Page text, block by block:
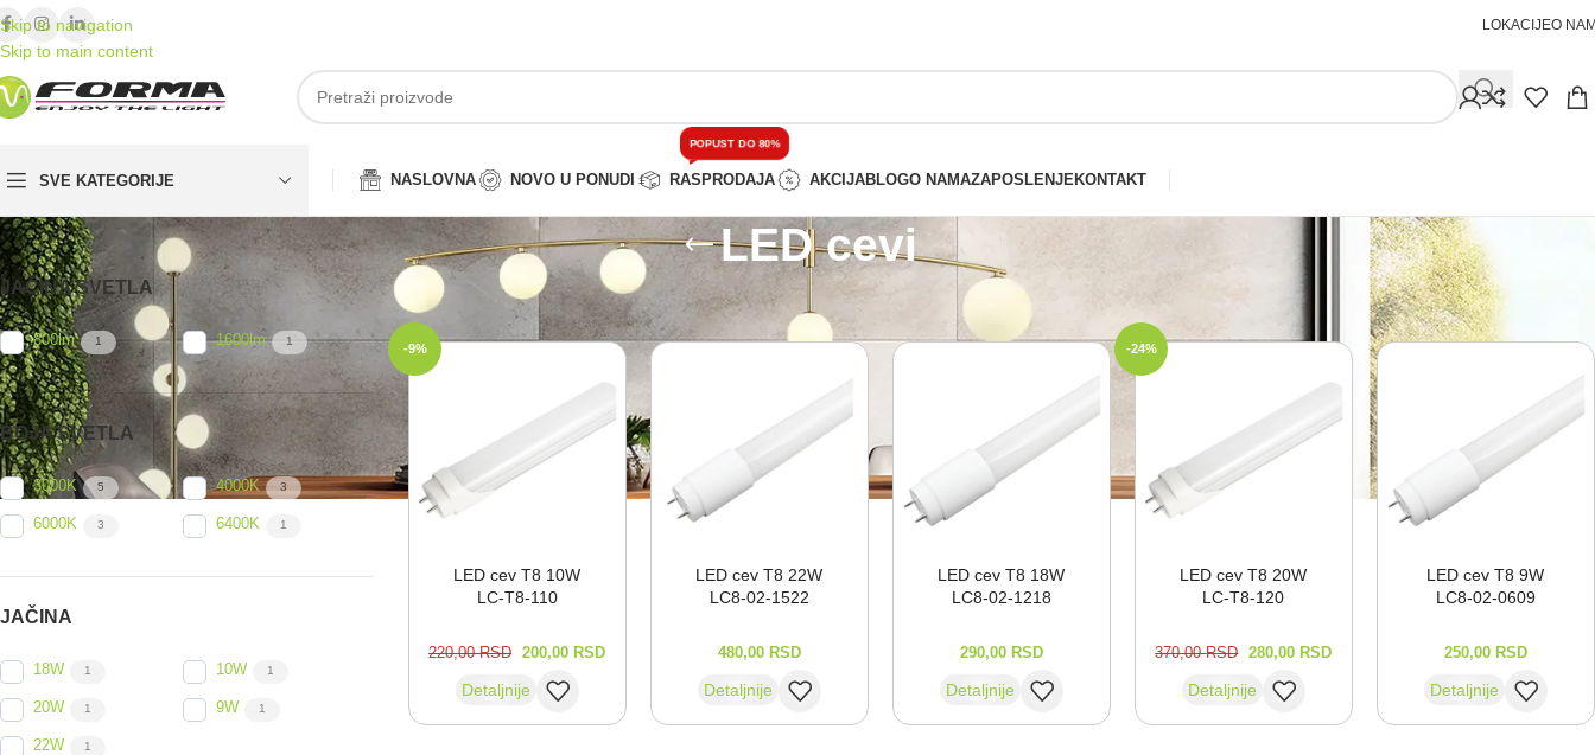
Skip to navigation
Skip to main content
LOKACIJEO
SVE KATEGORIJE NASLOVNA NOVO U PONUDI RASPRODAJA
POPUST DO 80%
AKCIJABLOGO NAMAZAPOSLENJEKONTAKT
LED cevi
JAČINA SVETLA
800lm 1 1600lm 1
BOJA SVETLA
3000K 5 4000K 3
6000K 3 6400K 1
JAČINA
18W 1 10W 1
20W 1 9W 1
22W 1
Početna LED rasveta LED cevi
-9%
LED cev T8 10W
LC-⁠T8-⁠110
220,00RSD 200,00 RSD
Detaljnije
LED cev T8 22W
LC8-⁠02-⁠1522
480,00 RSD
Detaljnije
LED cev T8 18W
LC8-⁠02-⁠1218
290,00 RSD
Detaljnije
-24%
LED cev T8 20W
LC-⁠T8-⁠120
370,00RSD 280,00 RSD
Detaljnije
LED cev T8 9W
LC8-⁠02-⁠0609
250,00 RSD
Detaljnije